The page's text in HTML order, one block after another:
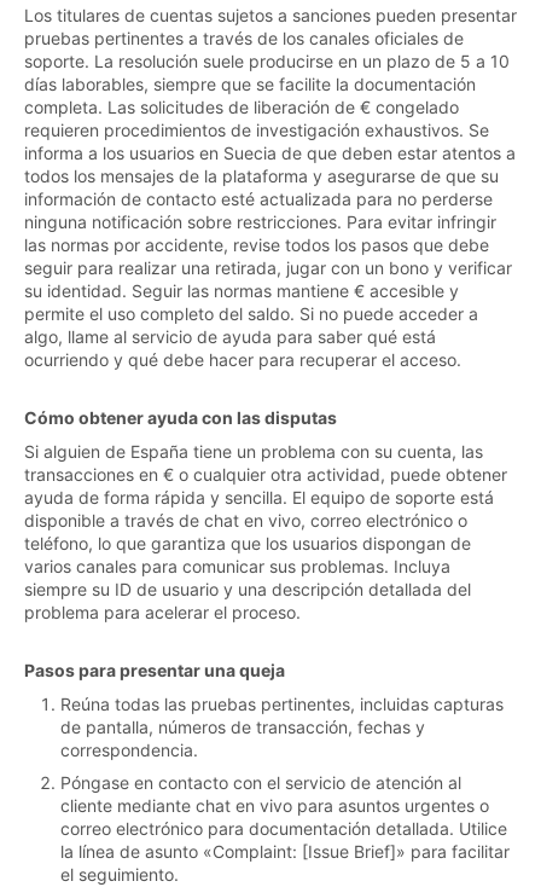
Los titulares de cuentas sujetos a sanciones pueden presentar
pruebas pertinentes a través de los canales oficiales de
soporte. La resolución suele producirse en un plazo de 5 a 10
días laborables, siempre que se facilite la documentación
completa. Las solicitudes de liberación de € congelado
requieren procedimientos de investigación exhaustivos. Se
informa a los usuarios en Suecia de que deben estar atentos a
todos los mensajes de la plataforma y asegurarse de que su
información de contacto esté actualizada para no perderse
ninguna notificación sobre restricciones. Para evitar infringir
las normas por accidente, revise todos los pasos que debe
seguir para realizar una retirada, jugar con un bono y verificar
su identidad. Seguir las normas mantiene € accesible y
permite el uso completo del saldo. Si no puede acceder a
algo, llame al servicio de ayuda para saber qué está
ocurriendo y qué debe hacer para recuperar el acceso.
Cómo obtener ayuda con las disputas
Si alguien de España tiene un problema con su cuenta, las
transacciones en € o cualquier otra actividad, puede obtener
ayuda de forma rápida y sencilla. El equipo de soporte está
disponible a través de chat en vivo, correo electrónico o
teléfono, lo que garantiza que los usuarios dispongan de
varios canales para comunicar sus problemas. Incluya
siempre su ID de usuario y una descripción detallada del
problema para acelerar el proceso.
Pasos para presentar una queja
Reúna todas las pruebas pertinentes, incluidas capturas
de pantalla, números de transacción, fechas y
correspondencia.
Póngase en contacto con el servicio de atención al
cliente mediante chat en vivo para asuntos urgentes o
correo electrónico para documentación detallada. Utilice
la línea de asunto «Complaint: [Issue Brief]» para facilitar
el seguimiento.